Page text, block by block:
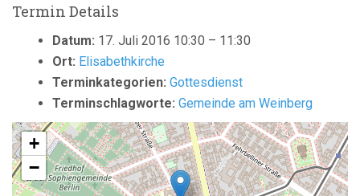
Termin Details
Datum: 17. Juli 2016 10:30 – 11:30
Ort: Elisabethkirche
Terminkategorien: Gottesdienst
Terminschlagworte: Gemeinde am Weinberg
+
−